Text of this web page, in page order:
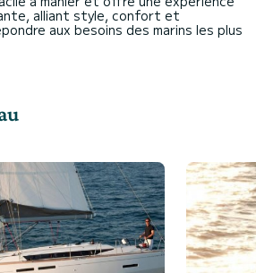
alliant style, confort et
aux besoins des marins les plus